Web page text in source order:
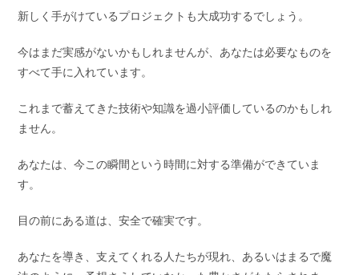
新しく手がけているプロジェクトも大成功するでしょう。
今はまだ実感がないかもしれませんが、あなたは必要なものを
すべて手に入れています。
これまで蓄えてきた技術や知識を過小評価しているのかもしれ
ません。
あなたは、今この瞬間という時間に対する準備ができていま
す。
目の前にある道は、安全で確実です。
あなたを導き、支えてくれる人たちが現れ、あるいはまるで魔